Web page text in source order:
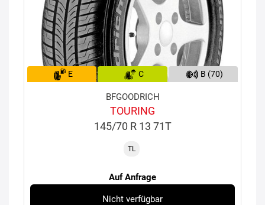
E C B (70)
BFGOODRICH
TOURING
145/70 R 13 71T
TL
Auf Anfrage
Nicht verfügbar